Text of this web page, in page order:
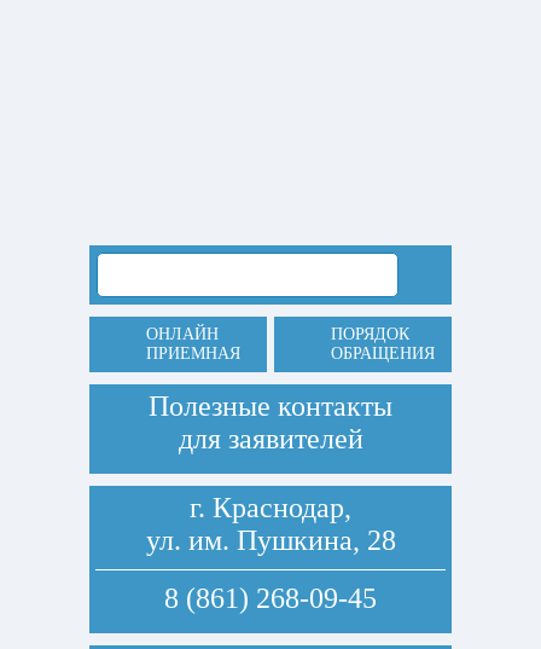
ОНЛАЙН
ПРИЕМНАЯ
ПОРЯДОК
ОБРАЩЕНИЯ
Полезные контакты
для заявителей
г. Краснодар,
ул. им. Пушкина, 28
8 (861) 268-09-45